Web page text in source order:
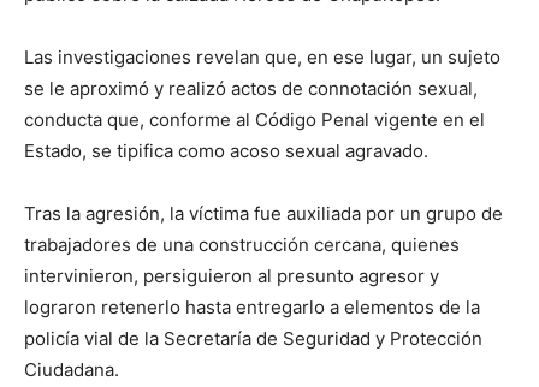
Las investigaciones revelan que, en ese lugar, un sujeto
se le aproximó y realizó actos de connotación sexual,
conducta que, conforme al Código Penal vigente en el
Estado, se tipifica como acoso sexual agravado.
Tras la agresión, la víctima fue auxiliada por un grupo de
trabajadores de una construcción cercana, quienes
intervinieron, persiguieron al presunto agresor y
lograron retenerlo hasta entregarlo a elementos de la
policía vial de la Secretaría de Seguridad y Protección
Ciudadana.